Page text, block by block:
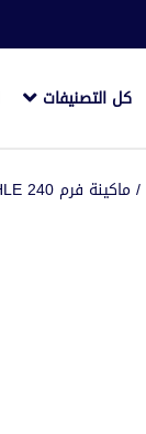
كل التصنيفات
/ ماكينة فرم DAHLE 240